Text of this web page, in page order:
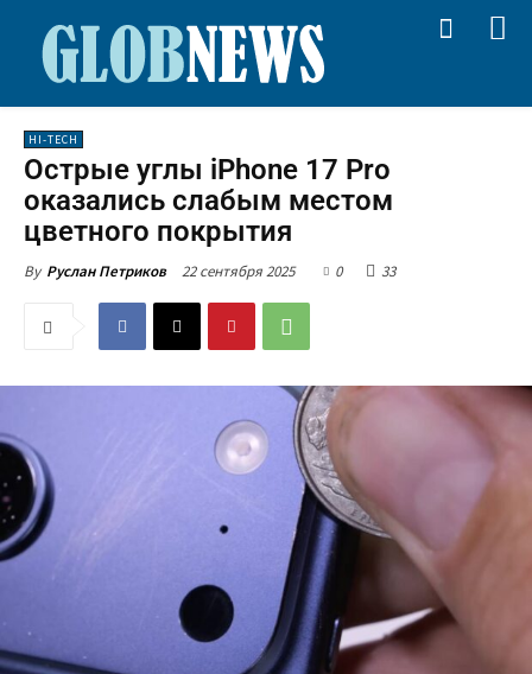
HI-TECH
Острые углы iPhone 17 Pro
оказались слабым местом
цветного покрытия
By Руслан Петриков 22 сентября 2025 0 33